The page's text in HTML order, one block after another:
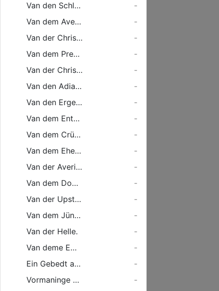
Van den Schlötelen.
-
Van dem Aventmale des Heren.
-
Van der Christlyken Kercken.
-
Van dem Predigampte.
-
Van der Christlyken Frygheit.
-
Van den Adiaphoren unde Middeldingen.
-
Van den Ergernissen.
-
Van dem Entechrist.
-
Van dem Crütze.
-
Van dem Ehestande.
-
Van der Avericheit.
-
Van dem Dode.
-
Van der Upstandinge der Doden.
-
Van dem Jüngesten dage.
-
Van der Helle.
-
Van deme Ewygen Leevende.
-
Ein Gebedt aver de Kinder, de thom ersten male tho dem gebruke des Aventmals des Herren gelathen worde
-
Vormaninge an de, so dar Bichten, unde de hillige Absolution entpfangen willen ...
-